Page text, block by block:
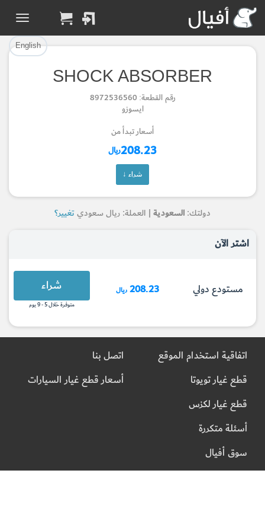
English
SHOCK ABSORBER
رقم القطعة: 8972536560
ايسوزو
أسعار تبدأ من
208.23ريال
شراء ↓
دولتك: السعودية | العملة: ريال سعوديتغيير؟
اشتر الآن
مستودع دولي 208.23 ريال شراء
متوفرة خلال 5 - 9 يوم
تم إضافة القطعة بنجاح.
الرجوع لصفحة البحث
Part Successfully
Selected
Return to Search Page
تم إضافة القطعة للسلة بنجاح.
إتمام عملية الشراء
Part Added to Cart
Checkout
اتفاقية استخدام الموقع
قطع غيار تويوتا
قطع غيار لكزس
أسئلة متكررة
سوق أفيال
اتصل بنا
أسعار قطع غيار السيارات